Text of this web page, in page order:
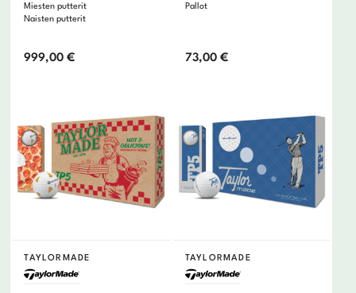
Miesten putterit
Naisten putterit
999,00€
Pallot
73,00 €
TAYLORMADE TAYLORMADE